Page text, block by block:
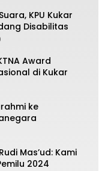
KPU Kukar
Disabilitas
Award
di Kukar
ke
Mas’ud: Kami
2024